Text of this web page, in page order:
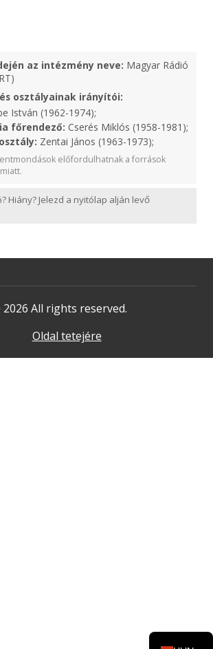
az intézmény neve: Magyar Rádió
osztályainak irányítói:
István (1962-1974);
főrendező: Cserés Miklós (1958-1981);
Zentai János (1963-1973);
előfordulhatnak a források
Hiány? Jelezd a nyitólap alján levő
All rights reserved.
Oldal tetejére